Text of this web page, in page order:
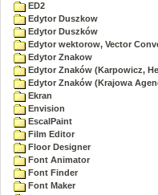
ED2
Edytor Duszkow
Edytor Duszków
Edytor wektorow, Vector
Edytor Znakow
Edytor Znaków (Karpowicz,
Edytor Znaków (Krajowa
Ekran
Envision
EscalPaint
Film Editor
Floor Designer
Font Animator
Font Finder
Font Maker